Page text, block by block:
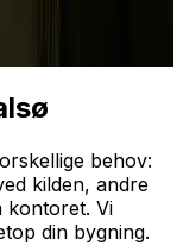
behov:
kilden, andre
kontoret. Vi
din bygning.